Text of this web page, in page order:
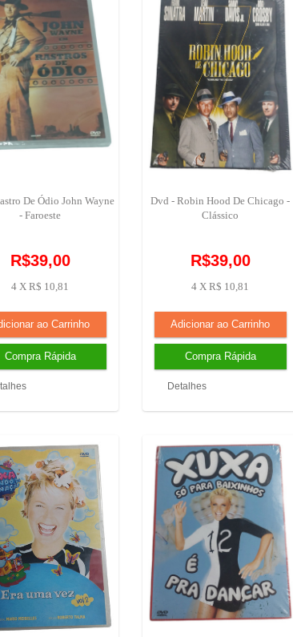
De Ódio John Wayne
- Faroeste
R$39,00
4 X R$ 10,81
Dvd - Robin Hood De Chicago -
Clássico
R$39,00
4 X R$ 10,81
Detalhes